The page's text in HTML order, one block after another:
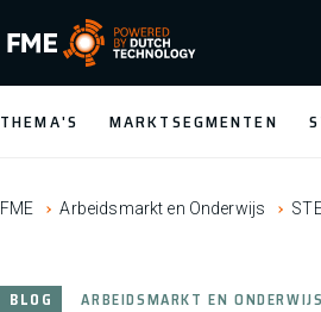
FME Logo, to the homepage
THEMA'S MARKTSEGMENTEN
FME Arbeidsmarkt en Onderwijs
BLOG ARBEIDSMARKT EN ONDERWIJS